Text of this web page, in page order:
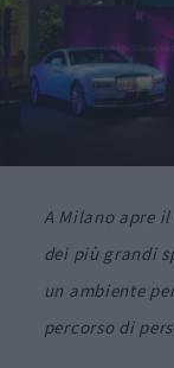
A Milano apre
dei più grandi
un ambiente
percorso di